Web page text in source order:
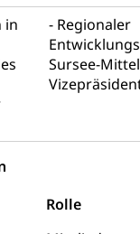
in
Regionaler
Sursee-
Rolle
Beiträge (WAS
(EL)
(WAS
körperliche
psychische
Behinderte
Inklusion im Sport
mit